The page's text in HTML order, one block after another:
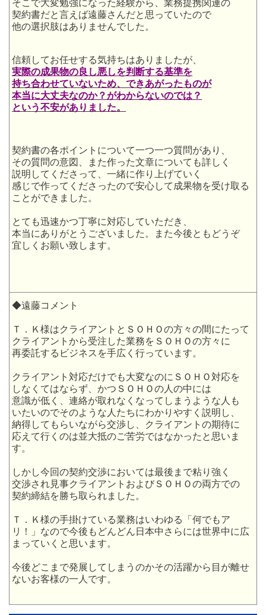
そこで大変勉強になった経験から、業務提携関連の
契約書だと言えば遠藤さんだと思っていたので
他の選択肢はありませんでした。
信頼してお任せする気持ちはありましたが、
実際の成果物の良し悪しを判断する基準を
持ち合わせていないため、できあがったものが
本当に大丈夫なのか？がわからないのでは？
という不安がありました。
契約書の各ポイントについて一つ一つ質問があり、
その質問の意図、また作った文章についても詳しく
説明してくださって、一緒に作り上げていく
感じで作ってくださったので安心して成果物を受け取る
ことができました。
とても迅速かつ丁寧に対応していただき、
本当にありがとうございました。また今後ともどうぞ
宜しくお願い致します。
◆遠藤コメント
Ｔ．Ｋ様はクライアントとＳＯＨＯの方々の間にたって
クライアントから受注した業務をＳＯＨＯの方々に
再委託するビジネスを手広く行っています。
クライアント対応だけでも大変なのにＳＯＨＯ対応を
しなくてはならず、かつＳＯＨＯの人の中には
意識が低く、連絡が取れなくなってしまうような人も
いたいのでそのような人たちにわかりやすく説明し、
納得してもらいながら交渉し、クライアントの期待に
応えて行くのは並大抵のご苦労ではなかったと思いま
す。
しかし今回の契約交渉においては最後まで粘り強く
交渉され見事クライアントおよびＳＯＨＯの両方での
契約締結を勝ち取られました。
Ｔ．Ｋ様の手掛けている業務はいわゆる「何でもア
リ！」なので今後もどんどん日本中さらには世界中に広
まっていくと思います。
今後どこまで発展してしまうのかその活躍から目が離せ
ないお客様の一人です。